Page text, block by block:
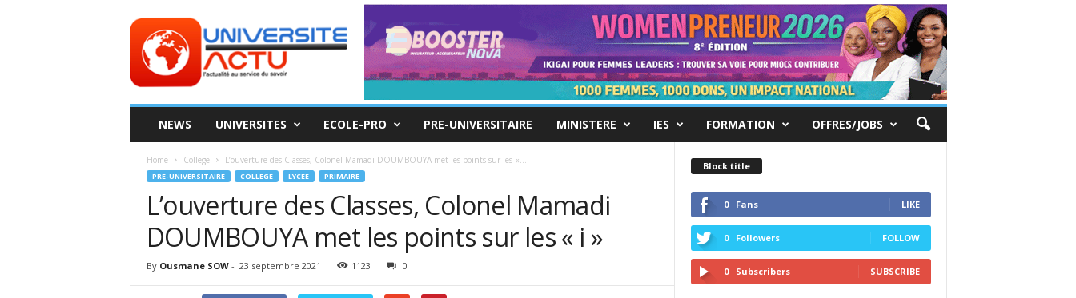
ACTU
NEWS UNIVERSITES ECOLE-PRO PRE-UNIVERSITAIRE MINISTERE IES FORMATION OFFRES/JOBS
Home College L’ouverture des Classes, Colonel Mamadi DOUMBOUYA met les points sur les «...
PRE-UNIVERSITAIRE COLLEGE LYCEE PRIMAIRE
L’ouverture des Classes, Colonel Mamadi
DOUMBOUYA met les points sur les « i »
By Ousmane SOW- 23 septembre 2021 1123 0
Block title
0 Fans LIKE
0 Followers FOLLOW
0 Subscribers SUBSCRIBE